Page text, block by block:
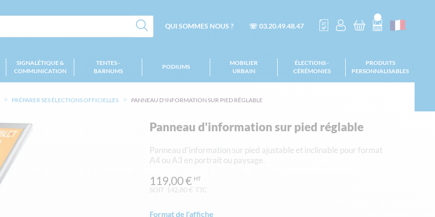
QUI SOMMES NOUS ? ☏ 03.20.49.48.47
SIGNALÉTIQUE &
COMMUNICATION
TENTES -
BARNUMS
PODIUMS
MOBILIER
URBAIN
ÉLECTIONS -
CÉRÉMONIES
PRODUITS
PERSONNALISABLES
PRÉPARER SES ÉLECTIONS OFFICIELLES PANNEAU D'INFORMATION SUR PIED RÉGLABLE
Panneau d'information sur pied réglable
Panneau d'information sur pied ajustable et inclinable pour format
A4 ou A3 en portrait ou paysage.
SOIT 142,80 € TTC
119,00 €
Format de l'affiche